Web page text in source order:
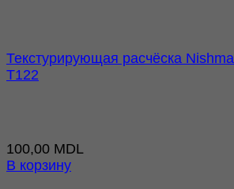
Текстурирующая расчёска
T122
100,00 MDL
В корзину